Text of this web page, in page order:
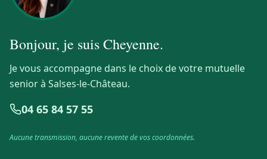
Bonjour, je suisCheyenne.
Je vous accompagne dans le choix de votre mutuelle
senior à Salses-le-Château.
04 65 84 57 55
Aucune transmission, aucune revente de vos coordonnées.